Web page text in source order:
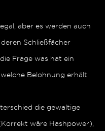
aber es werden auch
Schließfächer
Frage was hat ein
Belohnung erhält
die gewaltige
wäre Hashpower),